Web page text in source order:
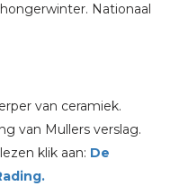
Nationaal
van ceramiek.
van Mullers verslag.
klik aan: De